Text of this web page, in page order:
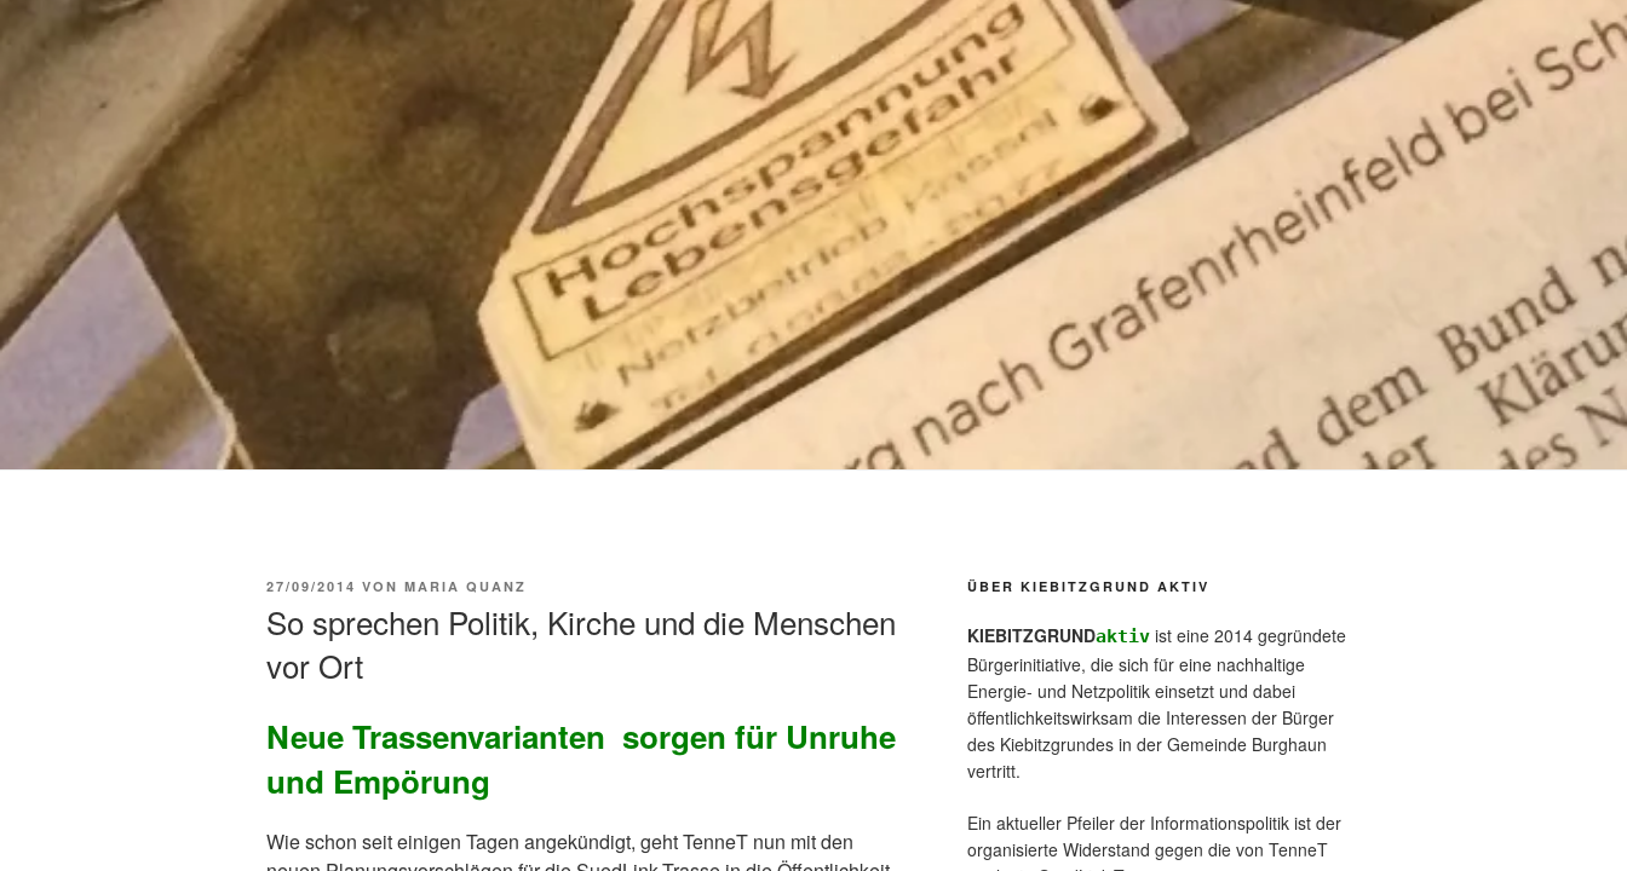
VERÖFFENTLICHT
27/09/2014 VON MARIA QUANZ
So sprechen Politik, Kirche und die Menschen
vor Ort
Neue Trassenvarianten sorgen für Unruhe
und Empörung
Wie schon seit einigen Tagen angekündigt, geht TenneT nun mit den
ÜBER KIEBITZGRUND AKTIV
KIEBITZGRUNDaktivist eine 2014 gegründete
Bürgerinitiative, die sich für eine nachhaltige
Energie- und Netzpolitik einsetzt und dabei
öffentlichkeitswirksam die Interessen der Bürger
des Kiebitzgrundes in der Gemeinde Burghaun
vertritt.
Ein aktueller Pfeiler der Informationspolitik ist der
organisierte Widerstand gegen die von TenneT